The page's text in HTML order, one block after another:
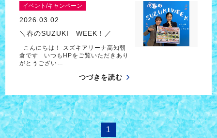
イベント/キャンペーン
2026.03.02
＼春のSUZUKI WEEK！／
こんにちは！ スズキアリーナ高知朝
倉です いつもHPをご覧いただきあり
がとうござい…
つづきを読む
1